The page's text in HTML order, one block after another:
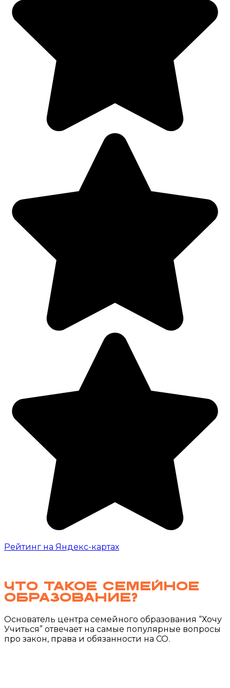
Рейтинг на Яндекс-картах
Что такое семейное
образование?
Основатель центра семейного образования “Хочу
Учиться” отвечает на самые популярные вопросы
про закон, права и обязанности на СО.